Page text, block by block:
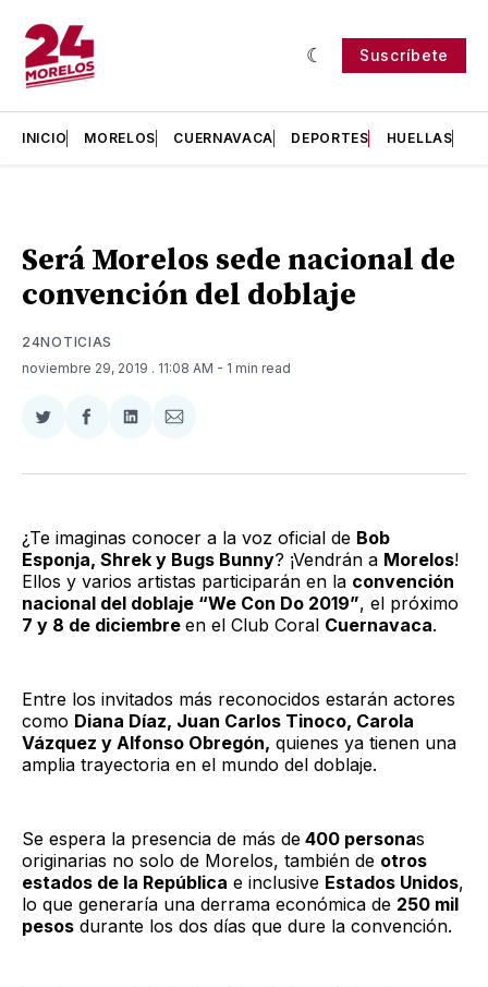
Suscríbete
INICIO MORELOS CUERNAVACA DEPORTES HUELLAS
Será Morelos sede nacional de
convención del doblaje
24NOTICIAS
noviembre 29, 2019 . 11:08 AM - 1 min read
Compartir
Twitter
Compartir
Facebook
Compartir
LinkedIn
Compartir
Email
¿Te imaginas conocer a la voz oficial de Bob
Esponja, Shrek y Bugs Bunny? ¡Vendrán a Morelos!
Ellos y varios artistas participarán en la convención
nacional del doblaje “We Con Do 2019”, el próximo
7 y 8 de diciembre en el Club Coral Cuernavaca.
Entre los invitados más reconocidos estarán actores
como Diana Díaz, Juan Carlos Tinoco, Carola
Vázquez y Alfonso Obregón, quienes ya tienen una
amplia trayectoria en el mundo del doblaje.
Se espera la presencia de más de 400 personas
originarias no solo de Morelos, también de otros
estados de la República e inclusive Estados Unidos,
lo que generaría una derrama económica de 250 mil
pesos durante los dos días que dure la convención.